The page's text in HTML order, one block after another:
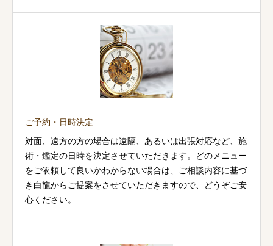
ご予約・日時決定
対面、遠方の方の場合は遠隔、あるいは出張対応など、施
術・鑑定の日時を決定させていただきます。どのメニュー
をご依頼して良いかわからない場合は、ご相談内容に基づ
き白龍からご提案をさせていただきますので、どうぞご安
心ください。